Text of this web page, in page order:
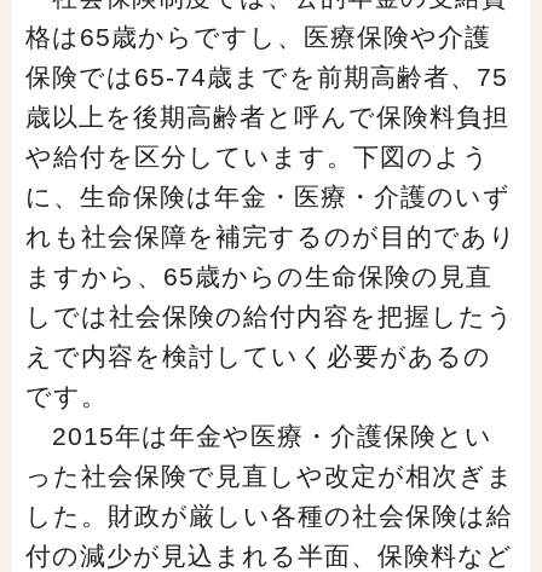
「家計」に関する記事
「暮らし」に関する記事
くらしすとについて
協会事業案内
プライバシーポリシー（個人情報保護方針）
サイトマップ
閉じる
格は65歳からですし、医療保険や介護
保険では65-74歳までを前期高齢者、75
歳以上を後期高齢者と呼んで保険料負担
や給付を区分しています。下図のよう
に、生命保険は年金・医療・介護のいず
れも社会保障を補完するのが目的であり
ますから、65歳からの生命保険の見直
しでは社会保険の給付内容を把握したう
えで内容を検討していく必要があるの
です。
2015年は年金や医療・介護保険とい
った社会保険で見直しや改定が相次ぎま
した。財政が厳しい各種の社会保険は給
付の減少が見込まれる半面、保険料など